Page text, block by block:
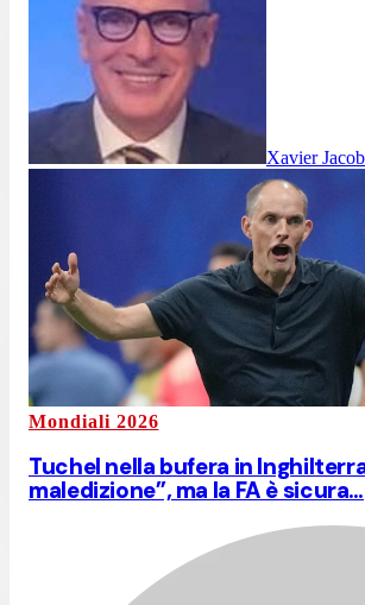
Xavier
Mondiali 2026
Tuchel nella bufera in
maledizione”, ma la FA è sicura…